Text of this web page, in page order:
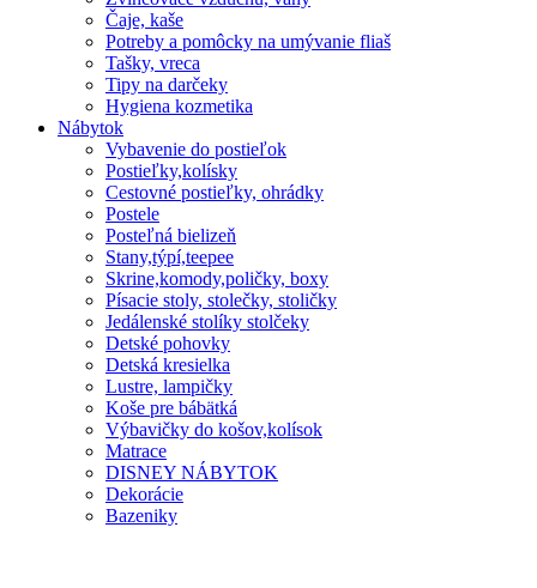
Čaje, kaše
Potreby a pomôcky na umývanie fliaš
Tašky, vreca
Tipy na darčeky
Hygiena kozmetika
Nábytok
Vybavenie do postieľok
Postieľky,kolísky
Cestovné postieľky, ohrádky
Postele
Posteľná bielizeň
Stany,týpí,teepee
Skrine,komody,poličky, boxy
Písacie stoly, stolečky, stoličky
Jedálenské stolíky stolčeky
Detské pohovky
Detská kresielka
Lustre, lampičky
Koše pre bábätká
Výbavičky do košov,kolísok
Matrace
DISNEY NÁBYTOK
Dekorácie
Bazeniky